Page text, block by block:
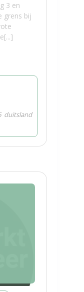
3 en
grens bij
duitsland